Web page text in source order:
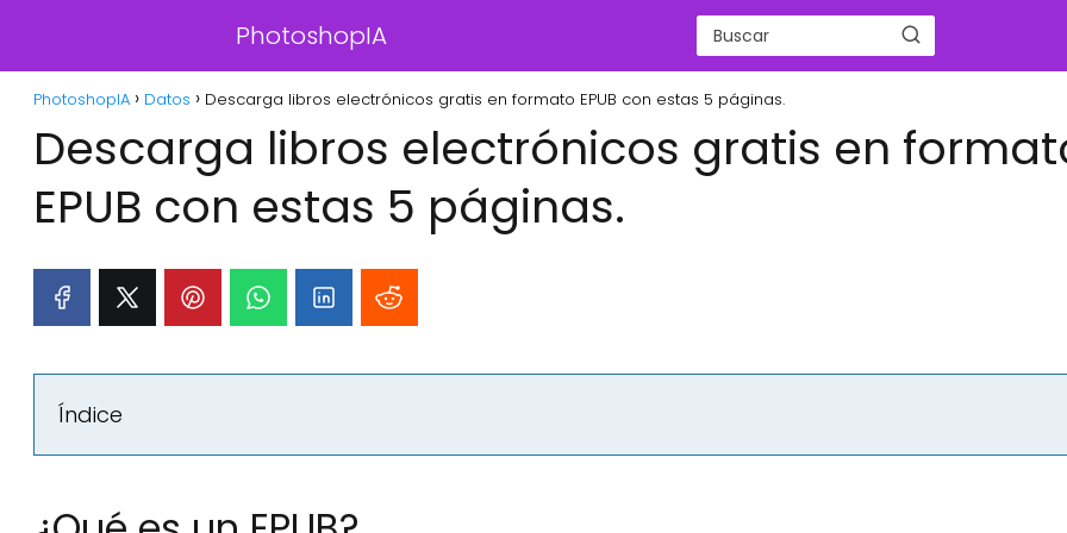
PhotoshopIA
PhotoshopIA Datos Descarga libros electrónicos gratis en formato EPUB con estas 5 páginas.
Descarga libros electrónicos gratis en
EPUB con estas 5 páginas.
Índice